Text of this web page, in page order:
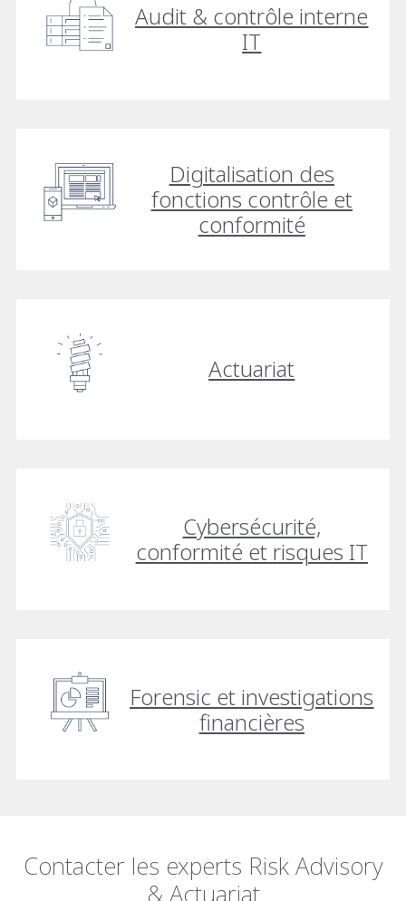
Audit & contrôle interne
IT
Digitalisation des
fonctions contrôle et
conformité
Actuariat
Cybersécurité,
conformité et risques IT
Forensic et investigations
financières
Contacter les experts Risk Advisory
& Actuariat